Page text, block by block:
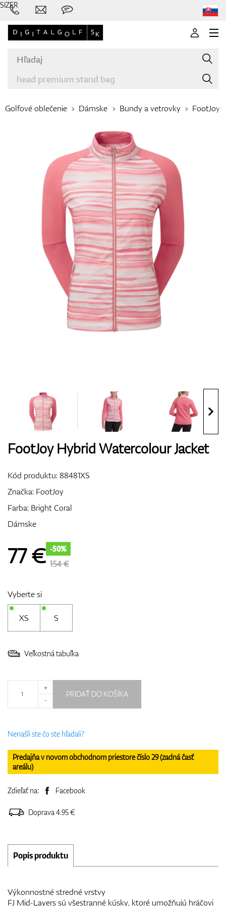
Značky
Palice
Oblečenie
Topánky
Rukavice
Bagy
Golfové oblečenie Dámske Bundy a vetrovky FootJoy
FootJoy Hybrid Watercolour Jacket
Kód produktu:88481XS
Značka: FootJoy
Farba: Bright Coral
Dámske
77€ -50%
154 €
Vyberte si
XS S
Veľkostná tabuľka
+
-
PRIDAŤ DO KOŠÍKA
Nenašli ste čo ste hľadali?
Predajňa v novom obchodnom priestore číslo 29 (zadná časť
areálu)
Zdieľať na: Facebook
Doprava 4.95 €
Popis produktu
Výkonnostné stredné vrstvy
FJ Mid-Layers sú všestranné kúsky, ktoré umožňujú hráčovi
SIZER